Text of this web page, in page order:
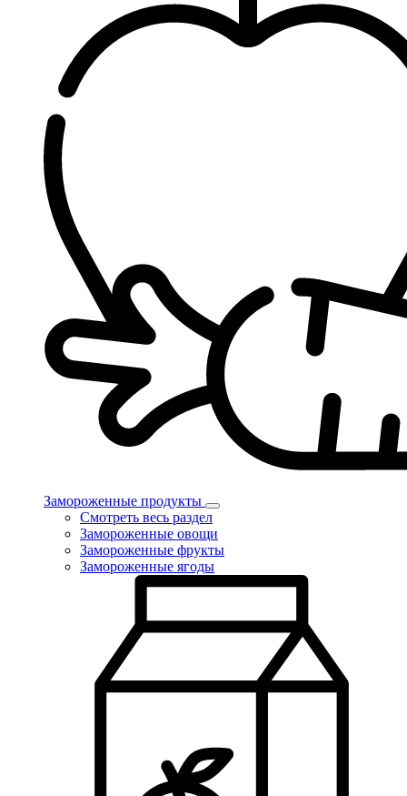
Замороженные продукты
Смотреть весь раздел
Замороженные овощи
Замороженные фрукты
Замороженные ягоды